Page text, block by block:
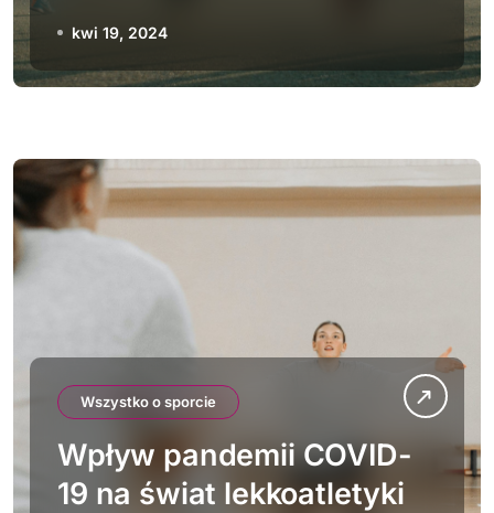
zasady
kwi 19, 2024
Wszystko o sporcie
Wpływ pandemii COVID-
19 na świat lekkoatletyki